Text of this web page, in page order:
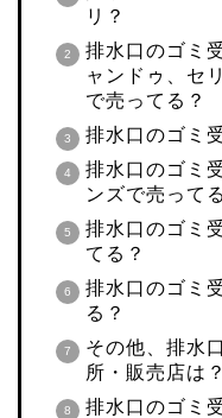
リ？
排水口のゴミ
ャンドゥ、セ
で売ってる？
排水口のゴミ
排水口のゴミ
ンズで売って
排水口のゴミ
てる？
排水口のゴミ
る？
その他、排水
所・販売店は？
排水口のゴミ